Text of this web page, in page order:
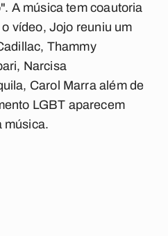
A música tem coautoria
vídeo, Jojo reuniu um
Thammy
Narcisa
Carol Marra além de
LGBT aparecem
música.